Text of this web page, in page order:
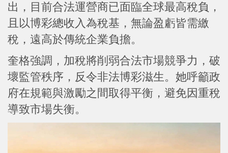
出，目前合法運營商已面臨全球最高稅負，
且以博彩總收入為稅基，無論盈虧皆需繳
稅，遠高於傳統企業負擔。
奎格強調，加稅將削弱合法市場競爭力，破
壞監管秩序，反令非法博彩滋生。她呼籲政
府在規範與激勵之間取得平衡，避免因重稅
導致市場失衡。